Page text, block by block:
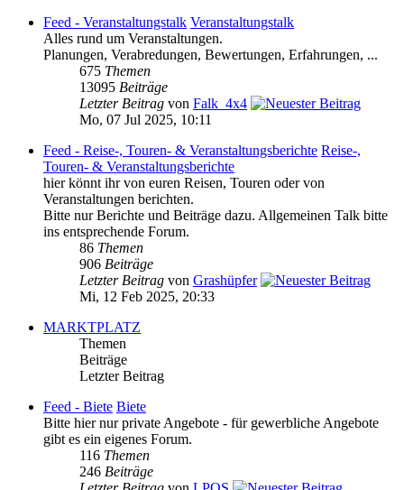
Feed - Veranstaltungstalk Veranstaltungstalk
Alles rund um Veranstaltungen.
Planungen, Verabredungen, Bewertungen, Erfahrungen, ...
675 Themen
13095 Beiträge
Letzter Beitrag von Falk_4x4
Mo, 07 Jul 2025, 10:11
Feed - Reise-, Touren- & Veranstaltungsberichte Reise-,
Touren- & Veranstaltungsberichte
hier könnt ihr von euren Reisen, Touren oder von
Veranstaltungen berichten.
Bitte nur Berichte und Beiträge dazu. Allgemeinen Talk bitte
ins entsprechende Forum.
86 Themen
906 Beiträge
Letzter Beitrag von Grashüpfer
Mi, 12 Feb 2025, 20:33
MARKTPLATZ
Themen
Beiträge
Letzter Beitrag
Feed - Biete Biete
Bitte hier nur private Angebote - für gewerbliche Angebote
gibt es ein eigenes Forum.
116 Themen
246 Beiträge